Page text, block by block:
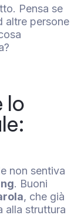
Pensa se
altre persone
lo
non sentiva
. Buoni
, che già
alla struttura